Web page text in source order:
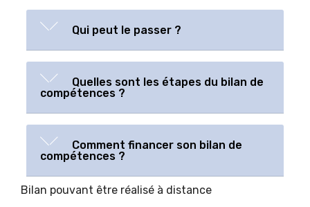
Qui peut le passer ?
Quelles sont les étapes du bilan de
compétences ?
Comment financer son bilan de
compétences ?
Bilan pouvant être réalisé à distance